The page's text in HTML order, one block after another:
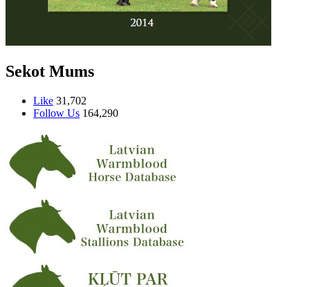
Sekot Mums
Like 31,702
Follow Us 164,290